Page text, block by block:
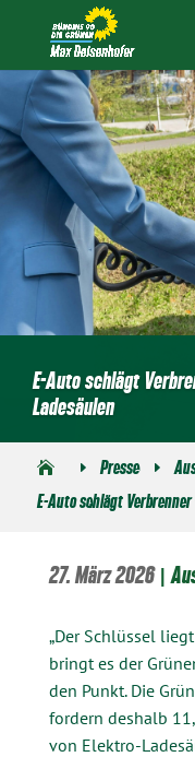
E-Auto schlägt
Ladesäulen
E Presse E
E-Auto schlägt
27. März 2026|
„Der Schlüssel
bringt es der
den Punkt. Die
fordern deshalb
von Elektro-